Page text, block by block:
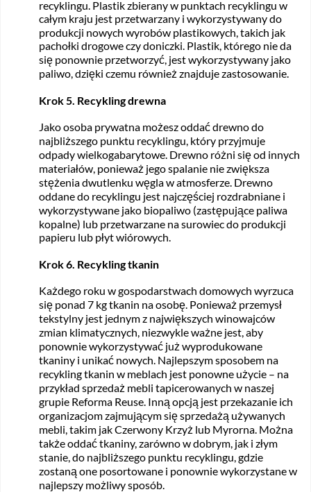
recyklingu. Plastik zbierany w punktach recyklingu w
całym kraju jest przetwarzany i wykorzystywany do
produkcji nowych wyrobów plastikowych, takich jak
pachołki drogowe czy doniczki. Plastik, którego nie da
się ponownie przetworzyć, jest wykorzystywany jako
paliwo, dzięki czemu również znajduje zastosowanie.
Krok 5. Recykling drewna
Jako osoba prywatna możesz oddać drewno do
najbliższego punktu recyklingu, który przyjmuje
odpady wielkogabarytowe. Drewno różni się od innych
materiałów, ponieważ jego spalanie nie zwiększa
stężenia dwutlenku węgla w atmosferze. Drewno
oddane do recyklingu jest najczęściej rozdrabniane i
wykorzystywane jako biopaliwo (zastępujące paliwa
kopalne) lub przetwarzane na surowiec do produkcji
papieru lub płyt wiórowych.
Krok 6. Recykling tkanin
Każdego roku w gospodarstwach domowych wyrzuca
się ponad 7 kg tkanin na osobę. Ponieważ przemysł
tekstylny jest jednym z największych winowajców
zmian klimatycznych, niezwykle ważne jest, aby
ponownie wykorzystywać już wyprodukowane
tkaniny i unikać nowych. Najlepszym sposobem na
recykling tkanin w meblach jest ponowne użycie – na
przykład sprzedaż mebli tapicerowanych w naszej
grupie Reforma Reuse . Inną opcją jest przekazanie ich
organizacjom zajmującym się sprzedażą używanych
mebli, takim jak Czerwony Krzyż lub Myrorna. Można
także oddać tkaniny, zarówno w dobrym, jak i złym
stanie, do najbliższego punktu recyklingu, gdzie
zostaną one posortowane i ponownie wykorzystane w
najlepszy możliwy sposób.